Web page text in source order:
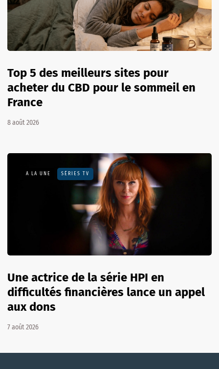
Top 5 des meilleurs sites pour
acheter du CBD pour le sommeil en
France
8 août 2026
A LA UNE SÉRIES TV
Une actrice de la série HPI en
difficultés financières lance un appel
aux dons
7 août 2026